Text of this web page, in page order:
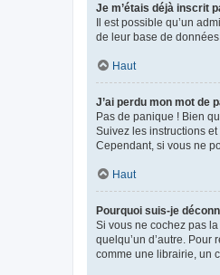
Je m’étais déjà inscrit
Il est possible qu’un
de leur base de
Haut
J’ai perdu mon mot de
Pas de panique ! Bien
Suivez les instructions
Cependant, si vous ne
Haut
Pourquoi suis-je
Si vous ne cochez pas
quelqu’un d’autre.
comme une librairie, un